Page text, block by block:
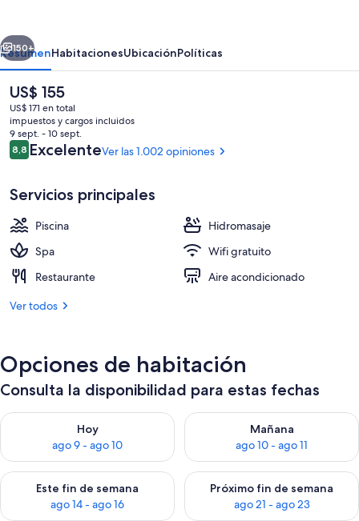
by
IHG
Exterior
Siguiente
150+
ResumenHabitacionesUbicaciónPolíticas
El
precio
actual
es
de
US$ 155
US$ 155
US$ 171 en total
impuestos y cargos incluidos
9 sept. - 10 sept.
Opiniones
8,88,8 de 10
ExcelenteVer las 1.002 opiniones
Servicios principales
Piscina
Hidromasaje
Spa
Wifi gratuito
Restaurante
Aire acondicionado
Ver todos
Opciones de habitación
Consulta la disponibilidad para estas fechas
Hoy
ago 9 - ago 10
Consulta la disponibilidad para hoy ago 9 - ago 10
Mañana
ago 10 - ago 11
Consulta la disponibilidad
Este fin de semana
ago 14 - ago 16
Consulta la disponibilidad para este fin de semana ago 14 -
Próximo fin de semana
ago 21 - ago 23
Consulta la disponibilidad